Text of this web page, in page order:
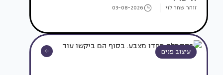
זוהר שחר לוי 03-08-2026
עיצוב פנים